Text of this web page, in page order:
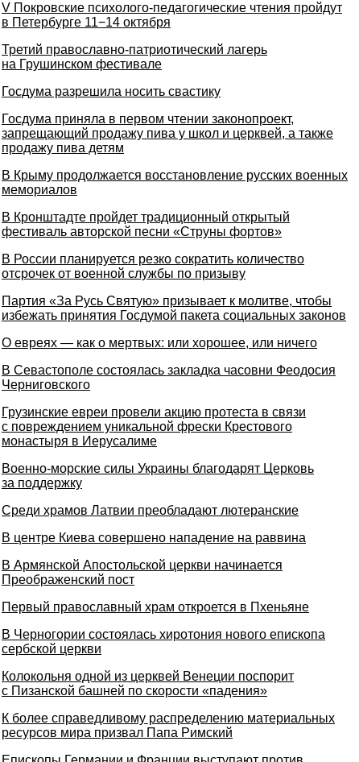
V Покровские психолого-педагогические чтения пройдут
в Петербурге 11−14 октября
Третий православно-патриотический лагерь
на Грушинском фестивале
Госдума разрешила носить свастику
Госдума приняла в первом чтении законопроект,
запрещающий продажу пива у школ и церквей, а также
продажу пива детям
В Крыму продолжается восстановление русских военных
мемориалов
В Кронштадте пройдет традиционный открытый
фестиваль авторской песни «Струны фортов»
В России планируется резко сократить количество
отсрочек от военной службы по призыву
Партия «За Русь Святую» призывает к молитве, чтобы
избежать принятия Госдумой пакета социальных законов
О евреях — как о мертвых: или хорошее, или ничего
В Севастополе состоялась закладка часовни Феодосия
Черниговского
Грузинские евреи провели акцию протеста в связи
с повреждением уникальной фрески Крестового
монастыря в Иерусалиме
Военно-морские силы Украины благодарят Церковь
за поддержку
Среди храмов Латвии преобладают лютеранские
В центре Киева совершено нападение на раввина
В Армянской Апостольской церкви начинается
Преображенский пост
Первый православный храм откроется в Пхеньяне
В Черногории состоялась хиротония нового епископа
сербской церкви
Колокольня одной из церквей Венеции поспорит
с Пизанской башней по скорости «падения»
К более справедливому распределению материальных
ресурсов мира призвал Папа Римский